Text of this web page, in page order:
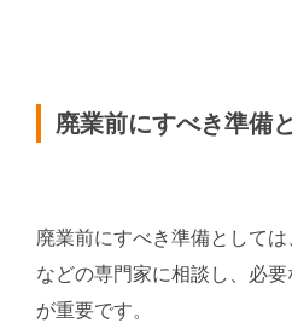
廃業前にすべき準備
廃業前にすべき準備として
などの専門家に相談し、必
が重要です。